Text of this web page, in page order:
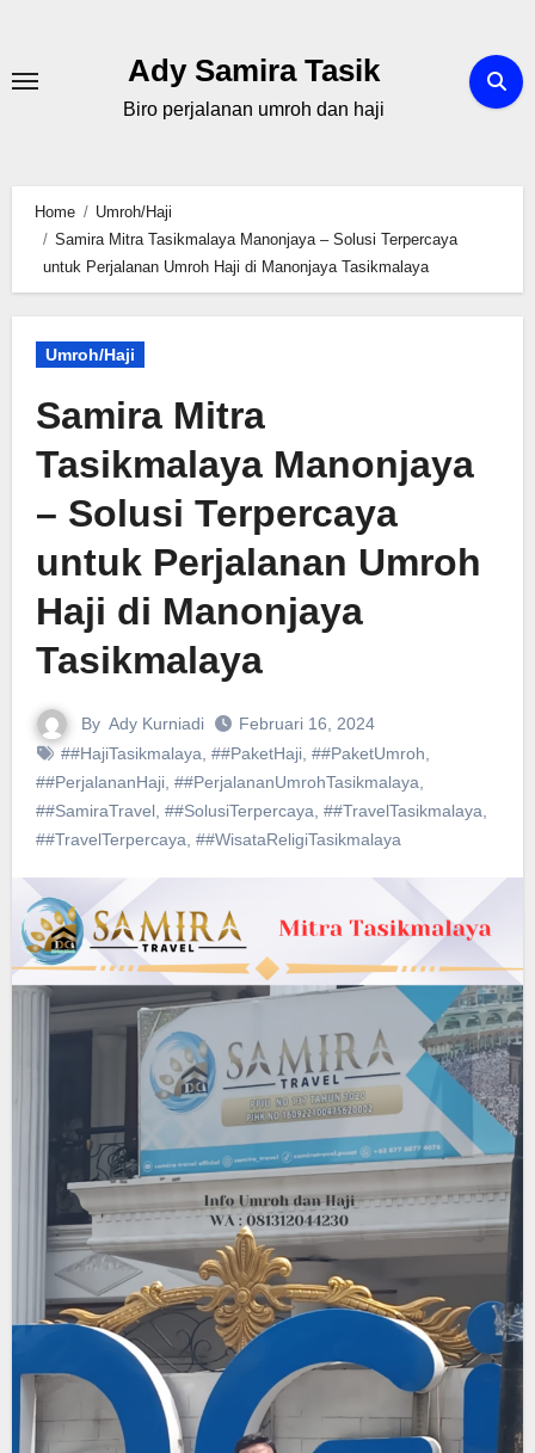
content
Ady Samira Tasik
Biro perjalanan umroh dan haji
Home
Umroh/Haji
Samira Mitra Tasikmalaya Manonjaya – Solusi Terpercaya
untuk Perjalanan Umroh Haji di Manonjaya Tasikmalaya
Umroh/Haji
Samira Mitra
Tasikmalaya Manonjaya
– Solusi Terpercaya
untuk Perjalanan Umroh
Haji di Manonjaya
Tasikmalaya
By Ady Kurniadi
Februari 16, 2024
##HajiTasikmalaya, ##PaketHaji, ##PaketUmroh,
##PerjalananHaji, ##PerjalananUmrohTasikmalaya,
##SamiraTravel, ##SolusiTerpercaya, ##TravelTasikmalaya,
##TravelTerpercaya, ##WisataReligiTasikmalaya